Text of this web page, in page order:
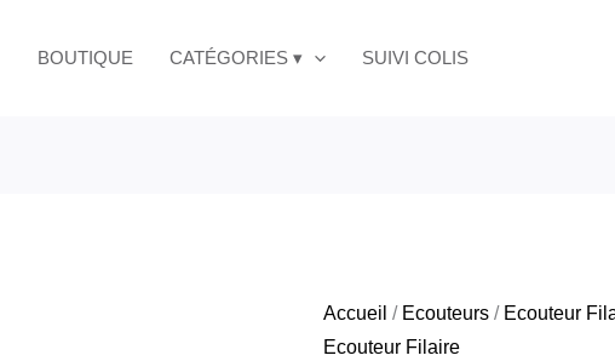
BOUTIQUE CATÉGORIES ▾ SUIVI COLIS
Accueil / Ecouteurs / Ecouteur
Ecouteur Filaire